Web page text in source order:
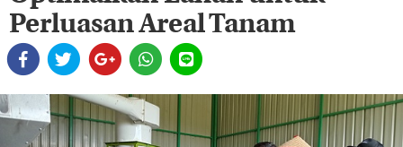
Perluasan Areal Tanam